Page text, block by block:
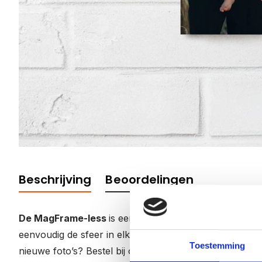
Toestemming
Beschrijving Beoordelingen
De MagFrame-less is een elegant, randloos
eenvoudig de sfeer in elke ruimte kunt aanpassen.
nieuwe foto’s? Bestel bij ons uw nieuwe foto’s.